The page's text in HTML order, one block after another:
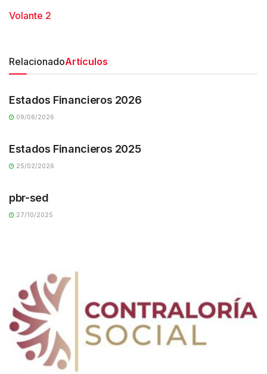
Volante 2
RelacionadoArtículos
TRANSPARENCIA
Estados Financieros 2026
09/06/2026
Estados Financieros 2025
25/02/2026
pbr-sed
27/10/2025